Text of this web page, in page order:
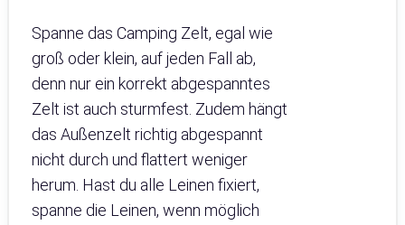
Spanne das Camping Zelt, egal wie
groß oder klein, auf jeden Fall ab,
denn nur ein korrekt abgespanntes
Zelt ist auch sturmfest. Zudem hängt
das Außenzelt richtig abgespannt
nicht durch und flattert weniger
herum. Hast du alle Leinen fixiert,
spanne die Leinen, wenn möglich